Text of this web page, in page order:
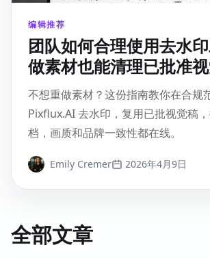
编辑推荐
团队如何合理使用去水
做素材也能清理已批准
不想重做素材？这份指南教你在合规
Pixflux.AI 去水印，复用已批视觉稿
档，画质和品牌一致性都在线。
Emily Cremer 2026年4月9日
全部文章